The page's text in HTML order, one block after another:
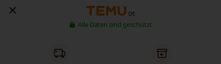
DE
Alle Daten sind geschützt